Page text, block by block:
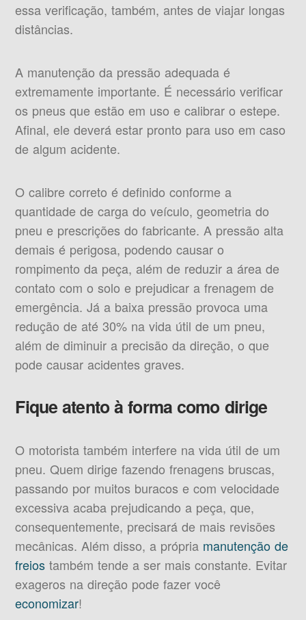
essa verificação, também, antes de viajar longas
distâncias.
A manutenção da pressão adequada é
extremamente importante. É necessário verificar
os pneus que estão em uso e calibrar o estepe.
Afinal, ele deverá estar pronto para uso em caso
de algum acidente.
O calibre correto é definido conforme a
quantidade de carga do veículo, geometria do
pneu e prescrições do fabricante. A pressão alta
demais é perigosa, podendo causar o
rompimento da peça, além de reduzir a área de
contato com o solo e prejudicar a frenagem de
emergência. Já a baixa pressão provoca uma
redução de até 30% na vida útil de um pneu,
além de diminuir a precisão da direção, o que
pode causar acidentes graves.
Fique atento à forma como dirige
O motorista também interfere na vida útil de um
pneu. Quem dirige fazendo frenagens bruscas,
passando por muitos buracos e com velocidade
excessiva acaba prejudicando a peça, que,
consequentemente, precisará de mais revisões
mecânicas. Além disso, a própria manutenção de
freios também tende a ser mais constante. Evitar
exageros na direção pode fazer você
economizar!